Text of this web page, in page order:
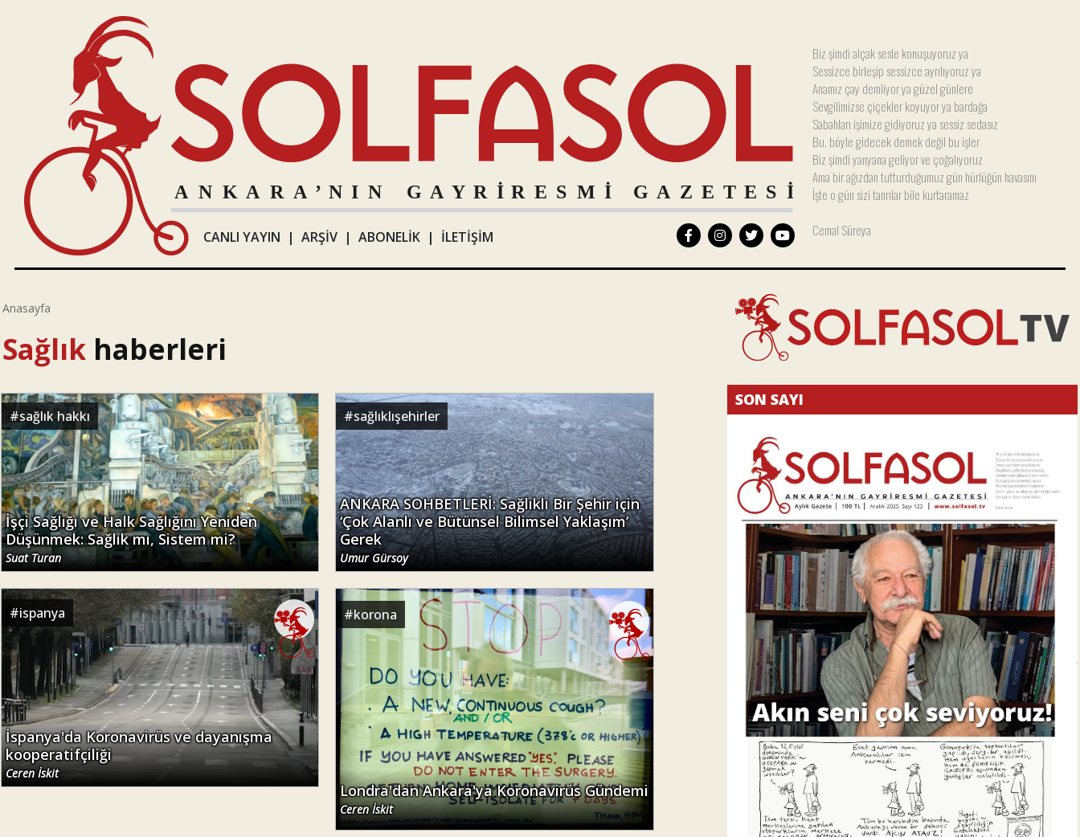
CANLI YAYIN |ARŞİV |ABONELİK | İLETİŞİM
Biz şimdi alçak sesle konuşuyoruz ya
Sessizce birleşip sessizce ayrılıyoruz ya
Anamız çay demliyor ya güzel günlere
Sevgilimizse çiçekler koyuyor ya bardağa
Sabahları işimize gidiyoruz ya sessiz sedasız
Bu, böyle gidecek demek değil bu işler
Biz şimdi yanyana geliyor ve çoğalıyoruz
Ama bir ağızdan tutturduğumuz gün hürlüğün havasını
İşte o gün sizi tanrılar bile kurtaramaz
Cemal Süreya
Anasayfa
Sağlık haberleri
#sağlık hakkı
İşçi Sağlığı ve Halk Sağlığını Yeniden
Düşünmek: Sağlık mı, Sistem mi?
Suat Turan
#sağlıklışehirler
ANKARA SOHBETLERİ: Sağlıklı Bir Şehir için
‘Çok Alanlı ve Bütünsel Bilimsel Yaklaşım’
Gerek
Umur Gürsoy
#ispanya
İspanya'da Koronavirüs ve dayanışma
kooperatifçiliği
Ceren İskit
#korona
Londra'dan Ankara'ya Koronavirüs Gündemi
Ceren İskit
SON SAYI